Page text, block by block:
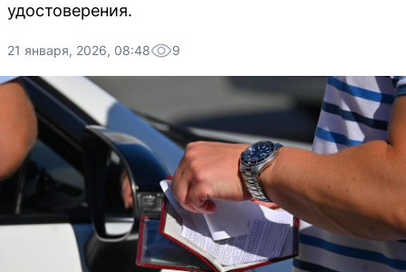
удостоверения.
21 января, 2026, 08:48 9